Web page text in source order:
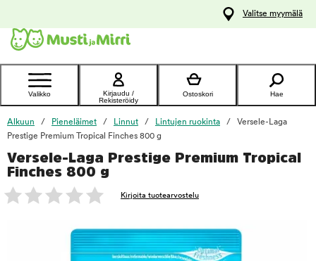
Ota yhteyttä
asiakaspalveluun
Valitse myymälä
Valikko
Kirjaudu /
Rekisteröidy
Ostoskori Hae
Alkuun Pieneläimet Linnut Lintujen ruokinta
Versele-Laga
Prestige Premium Tropical Finches 800 g
Versele-Laga Prestige Premium Tropical
Finches 800 g
Kirjoita tuotearvostelu
foo